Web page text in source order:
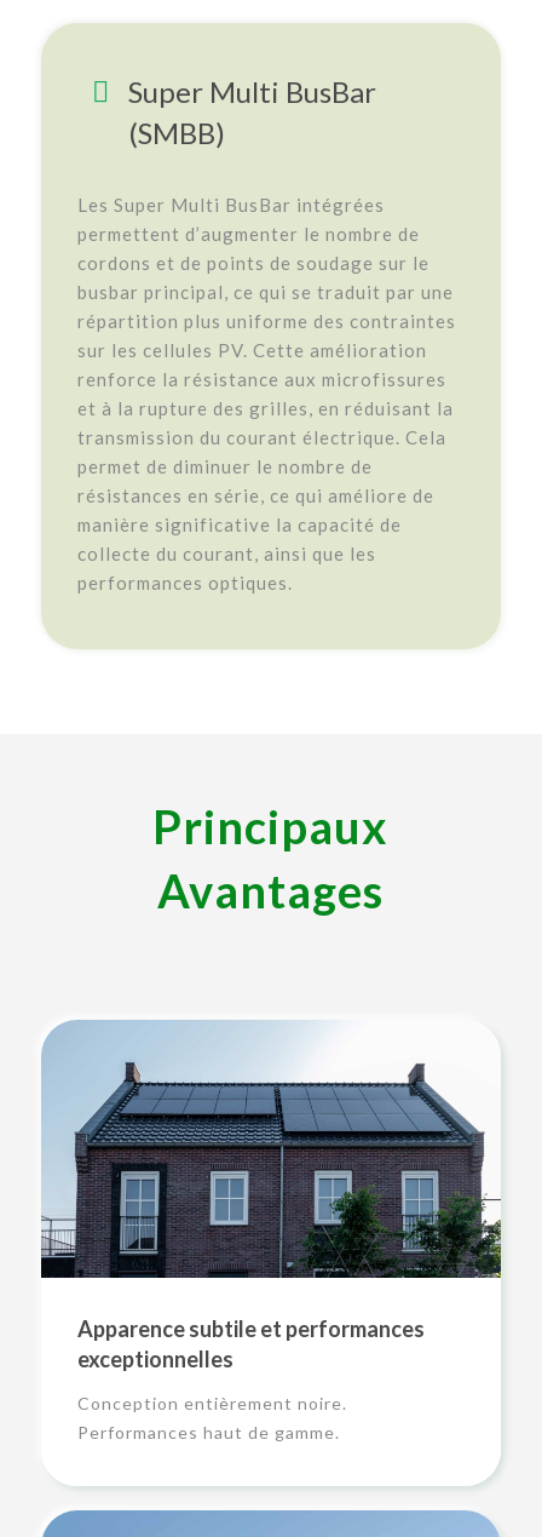
Super Multi BusBar
(SMBB)
Les Super Multi BusBar intégrées
permettent d’augmenter le nombre de
cordons et de points de soudage sur le
busbar principal, ce qui se traduit par une
répartition plus uniforme des contraintes
sur les cellules PV. Cette amélioration
renforce la résistance aux microfissures
et à la rupture des grilles, en réduisant la
transmission du courant électrique. Cela
permet de diminuer le nombre de
résistances en série, ce qui améliore de
manière significative la capacité de
collecte du courant, ainsi que les
performances optiques.
Principaux
Avantages
Apparence subtile et performances
exceptionnelles
Conception entièrement noire.
Performances haut de gamme.